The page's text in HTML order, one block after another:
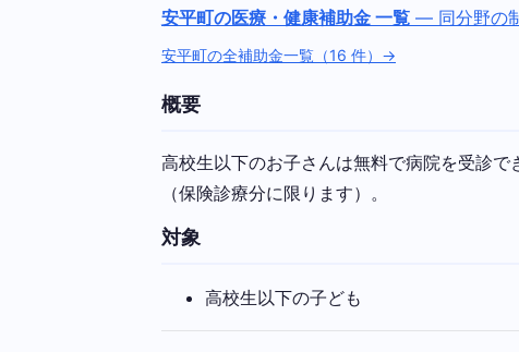
安平町の医療・健康補助金 一覧 — 同分野の
安平町の全補助金一覧（16 件）→
概要
高校生以下のお子さんは無料で病院を受診
（保険診療分に限ります）。
対象
高校生以下の子ども